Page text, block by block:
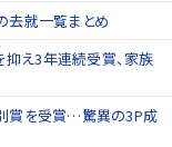
去就一覧まとめ
え3年連続受賞、家族
賞を受賞…驚異の3P成